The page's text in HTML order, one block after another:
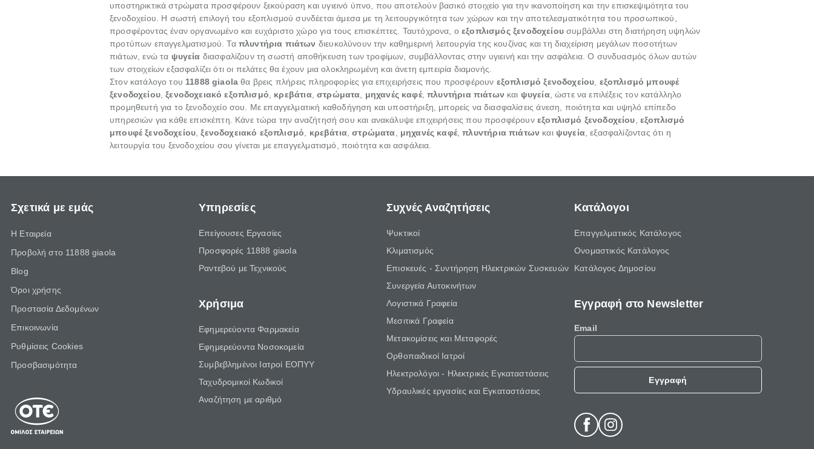
υποστηρικτικά στρώματα προσφέρουν ξεκούραση και υγιεινό ύπνο, που αποτελούν βασικό στοιχείο για την ικανοποίηση και την επισκεψιμότητα του
ξενοδοχείου. Η σωστή επιλογή του εξοπλισμού συνδέεται άμεσα με τη λειτουργικότητα των χώρων και την αποτελεσματικότητα του προσωπικού,
προσφέροντας έναν οργανωμένο και ευχάριστο χώρο για τους επισκέπτες. Ταυτόχρονα, οεξοπλισμός ξενοδοχείουσυμβάλλει στη διατήρηση υψηλών
προτύπων επαγγελματισμού. Τα πλυντήρια πιάτων διευκολύνουν την καθημερινή λειτουργία της κουζίνας και τη διαχείριση μεγάλων ποσοτήτων
πιάτων, ενώ τα ψυγεία διασφαλίζουν τη σωστή αποθήκευση των τροφίμων, συμβάλλοντας στην υγιεινή και την ασφάλεια. Ο συνδυασμός όλων αυτών
των στοιχείων εξασφαλίζει ότι οι πελάτες θα έχουν μια ολοκληρωμένη και άνετη εμπειρία διαμονής.
Στον κατάλογο του 11888giaola θα βρεις πλήρεις πληροφορίες για επιχειρήσεις που προσφέρουν εξοπλισμό ξενοδοχείου εξοπλισμό μπουφέ
ξενοδοχείου,ξενοδοχειακό εξοπλισμό κρεβάτια,στρώματα μηχανές καφέ,πλυντήρια πιάτων και ψυγεία, ώστε να επιλέξεις τον κατάλληλο
προμηθευτή για το ξενοδοχείο σου. Με επαγγελματική καθοδήγηση και υποστήριξη, μπορείς να διασφαλίσεις άνεση, ποιότητα και υψηλό επίπεδο
υπηρεσιών για κάθε επισκέπτη. Κάνε τώρα την αναζήτησή σου και ανακάλυψε επιχειρήσεις που προσφέρουν εξοπλισμό ξενοδοχείου εξοπλισμό
μπουφέ ξενοδοχείου ,ξενοδοχειακό εξοπλισμό κρεβάτια,στρώματα μηχανές καφέ,πλυντήρια πιάτων και ψυγεία, εξασφαλίζοντας ότι η
λειτουργία του ξενοδοχείου σου γίνεται με επαγγελματισμό, ποιότητα και ασφάλεια.
Σχετικά με εμάς
Η Εταιρεία
Προβολή στο 11888 giaola
Blog
Όροι χρήσης
Προστασία Δεδομένων
Επικοινωνία
Ρυθμίσεις Cookies
Προσβασιμότητα
Υπηρεσίες
Επείγουσες Εργασίες
Προσφορές 11888 giaola
Ραντεβού με Τεχνικούς
Χρήσιμα
Εφημερεύοντα Φαρμακεία
Εφημερεύοντα Νοσοκομεία
Συμβεβλημένοι Ιατροί ΕΟΠΥΥ
Ταχυδρομικοί Κωδικοί
Αναζήτηση με αριθμό
Συχνές Αναζητήσεις
Ψυκτικοί
Κλιματισμός
Επισκευές - Συντήρηση Ηλεκτρικών Συσκευών
Συνεργεία Αυτοκινήτων
Λογιστικά Γραφεία
Μεσιτικά Γραφεία
Μετακομίσεις και Μεταφορές
Ορθοπαιδικοί Ιατροί
Ηλεκτρολόγοι - Ηλεκτρικές Εγκαταστάσεις
Υδραυλικές εργασίες και Εγκαταστάσεις
Κατάλογοι
Επαγγελματικός Κατάλογος
Ονομαστικός Κατάλογος
Κατάλογος Δημοσίου
Εγγραφή στο Newsletter
Email
Εγγραφή